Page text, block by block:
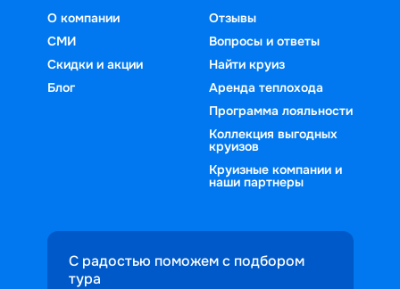
О компании
СМИ
Скидки и акции
Блог
Отзывы
Вопросы и ответы
Найти круиз
Аренда теплохода
Программа лояльности
Коллекция выгодных
круизов
Круизные компании и
наши партнеры
С радостью поможем с подбором
тура